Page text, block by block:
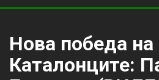
Нова победа на
Каталонците: